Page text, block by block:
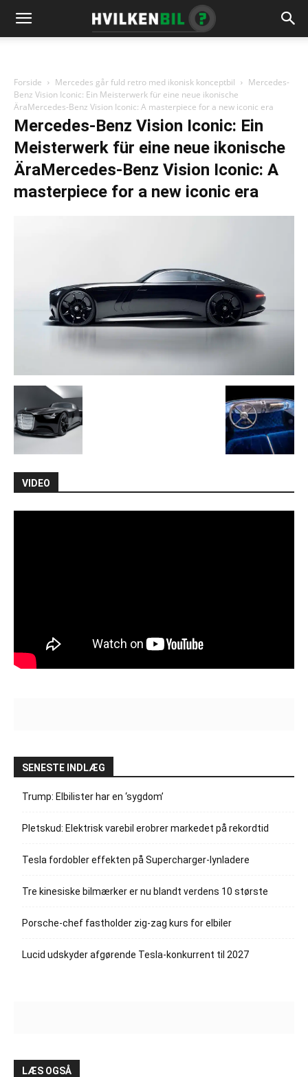
Forside Mercedes går fuld retro med ikonisk konceptbil
Mercedes-
Benz Vision Iconic: Ein Meisterwerk für eine neue ikonische
ÄraMercedes-Benz Vision Iconic: A masterpiece for a new iconic era
Mercedes-Benz Vision Iconic: Ein
Meisterwerk für eine neue ikonische
ÄraMercedes-Benz Vision Iconic: A
masterpiece for a new iconic era
VIDEO
SENESTE INDLÆG
Trump: Elbilister har en ‘sygdom’
Pletskud: Elektrisk varebil erobrer markedet på rekordtid
Tesla fordobler effekten på Supercharger-lynladere
Tre kinesiske bilmærker er nu blandt verdens 10 største
Porsche-chef fastholder zig-zag kurs for elbiler
Lucid udskyder afgørende Tesla-konkurrent til 2027
LÆS OGSÅ